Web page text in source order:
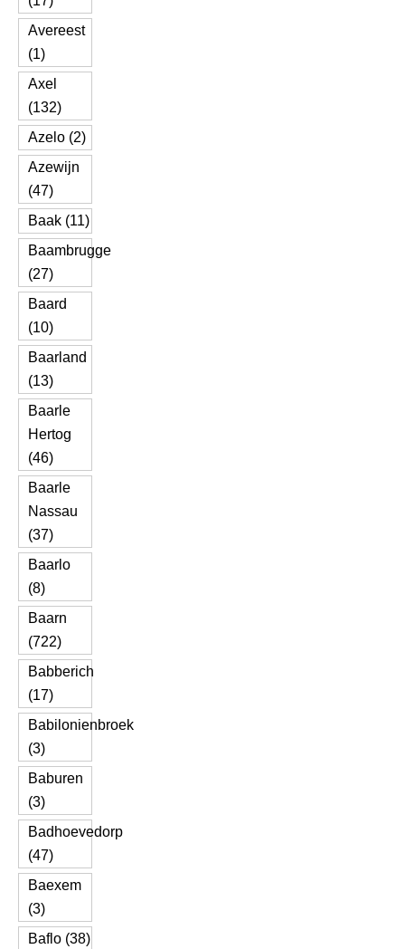
Avereest
(1)
Axel
(132)
Azelo (2)
Azewijn
(47)
Baak (11)
Baambrugge
(27)
Baard
(10)
Baarland
(13)
Baarle
Hertog
(46)
Baarle
Nassau
(37)
Baarlo
(8)
Baarn
(722)
Babberich
(17)
Babilonienbroek
(3)
Baburen
(3)
Badhoevedorp
(47)
Baexem
(3)
Baflo (38)